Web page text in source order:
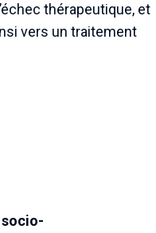
thérapeutique, et
vers un traitement